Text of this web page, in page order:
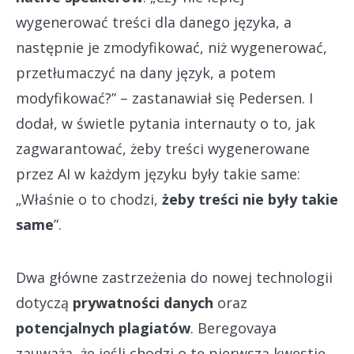
wygenerować treści dla danego języka, a
następnie je zmodyfikować, niż wygenerować,
przetłumaczyć na dany język, a potem
modyfikować?” – zastanawiał się Pedersen. I
dodał, w świetle pytania internauty o to, jak
zagwarantować, żeby treści wygenerowane
przez AI w każdym języku były takie same:
„Właśnie o to chodzi, żeby treści nie były takie
same”.
Dwa główne zastrzeżenia do nowej technologii
dotyczą prywatności danych oraz
potencjalnych plagiatów. Beregovaya